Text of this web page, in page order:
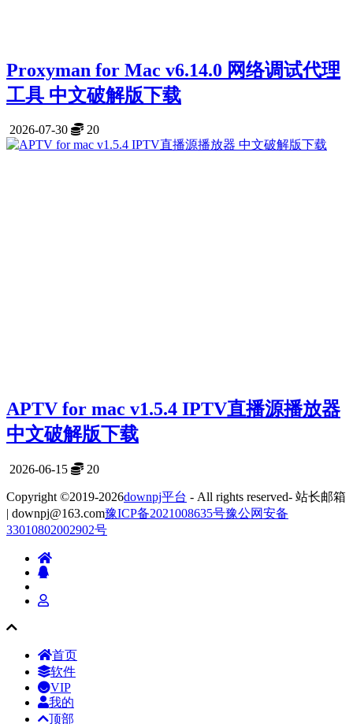
Proxyman for Mac v6.14.0 网络调试代理
工具 中文破解版下载
2026-07-30 20
APTV for mac v1.5.4 IPTV直播源播放器
中文破解版下载
2026-06-15 20
Copyright ©2019-2026downpj平台 - All rights reserved- 站长邮箱
| downpj@163.com豫ICP备2021008635号豫公网安备
33010802002902号
首页
软件
VIP
我的
顶部